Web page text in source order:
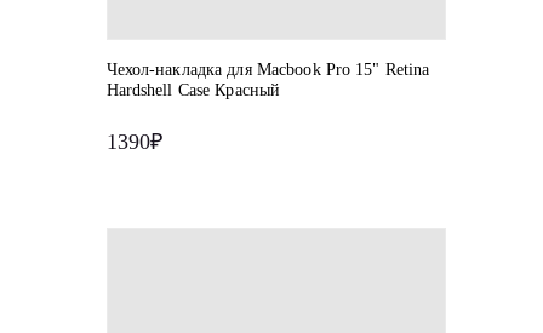
Чехол-накладка для Macbook Pro 15" Retina
Hardshell Case Красный
1390₽